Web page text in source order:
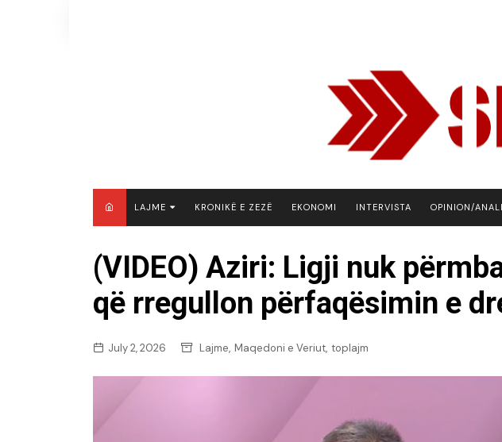
LAJME
KOSOVË
BOTË
KRONIKË E ZEZË EKONOMI INTERVISTA OPINION/
(VIDEO) Aziri: Ligji nuk
që rregullon përfaqësimin e
July 2, 2026 Lajme, Maqedoni e Veriut, toplajm